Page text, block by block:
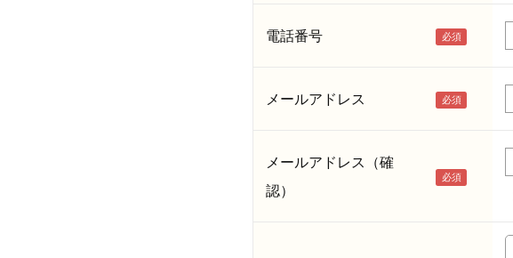
電話番号
メールアドレス
メールアドレス（確
認）